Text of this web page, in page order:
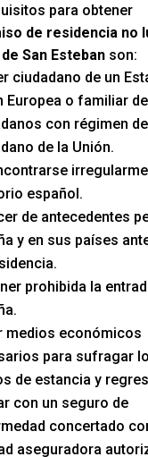
para obtener
de residencia no
San Estebanson:
ciudadano de un
Europea o familiar de
con régimen de
de la Unión.
español.
de antecedentes
y en sus países
prohibida la
medios económicos
para sufragar
de estancia y
con un seguro de
concertado
aseguradora